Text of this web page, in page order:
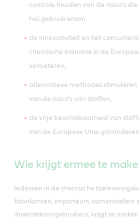
controle houden van de risico's
het gebruik ervan,
de innovativiteit en het
chemische industrie in de
verbeteren,
alternatieve methodes stimuleren
van de risico's van stoffen,
de vrije beschikbaarheid van
van de Europese Unie garanderen.
Wie krijgt ermee te
Iedereen in de chemische
fabrikanten, importeurs, samenstellers
downstreamgebruikers, krijgt te maken